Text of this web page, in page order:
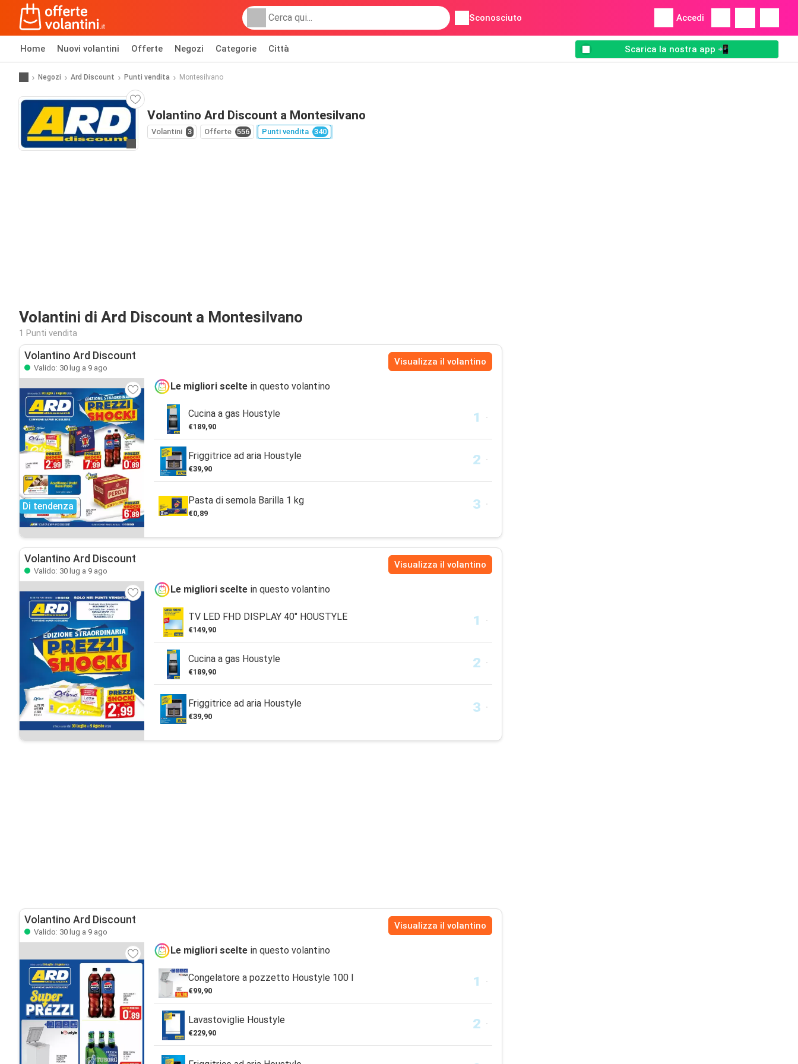
Sconosciuto Accedi
Home Nuovi volantini Offerte Negozi Categorie Città Scarica la nostra app 📲
Negozi Ard Discount Punti vendita Montesilvano
Volantino Ard Discount a Montesilvano
Volantini 3 Offerte 556 Punti vendita 340
Volantini di Ard Discount a Montesilvano
1 Punti vendita
Volantino Ard Discount
Valido: 30 lug a 9 ago
Visualizza il volantino
Di tendenza
Le migliori scelte in questo volantino
Cucina a gas Houstyle
€189,90
Friggitrice ad aria Houstyle
€39,90
Pasta di semola Barilla 1 kg
€0,89
Volantino Ard Discount
Valido: 30 lug a 9 ago
Visualizza il volantino
Le migliori scelte in questo volantino
TV LED FHD DISPLAY 40" HOUSTYLE
€149,90
Cucina a gas Houstyle
€189,90
Friggitrice ad aria Houstyle
€39,90
Volantino Ard Discount
Valido: 30 lug a 9 ago
Visualizza il volantino
Le migliori scelte in questo volantino
Congelatore a pozzetto Houstyle 100 l
€99,90
Lavastoviglie Houstyle
€229,90